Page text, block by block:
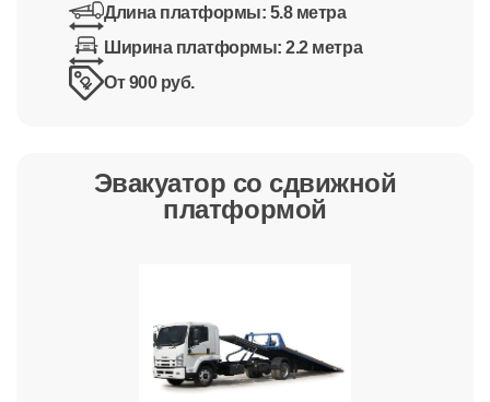
Длина платформы: 5.8 метра
Ширина платформы:2.2 метра
От 900 руб.
Эвакуатор со сдвижной
платформой